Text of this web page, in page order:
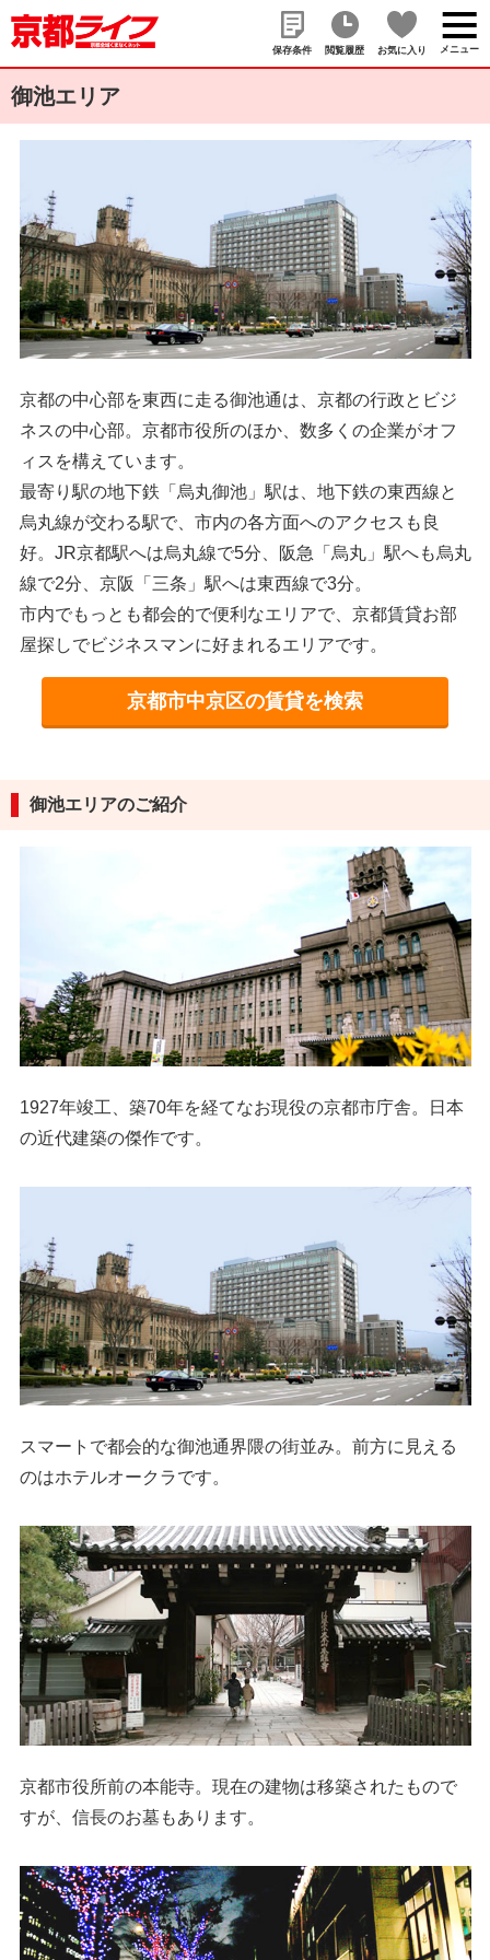
保存条件 閲覧履歴 お気に入り メニュー
御池エリア
京都の中心部を東西に走る御池通は、京都の行政とビジ
ネスの中心部。京都市役所のほか、数多くの企業がオフ
ィスを構えています。
最寄り駅の地下鉄「烏丸御池」駅は、地下鉄の東西線と
烏丸線が交わる駅で、市内の各方面へのアクセスも良
好。JR京都駅へは烏丸線で5分、阪急「烏丸」駅へも烏丸
線で2分、京阪「三条」駅へは東西線で3分。
市内でもっとも都会的で便利なエリアで、京都賃貸お部
屋探しでビジネスマンに好まれるエリアです。
京都市中京区の賃貸を検索
御池エリアのご紹介
1927年竣工、築70年を経てなお現役の京都市庁舎。日本
の近代建築の傑作です。
スマートで都会的な御池通界隈の街並み。前方に見える
のはホテルオークラです。
京都市役所前の本能寺。現在の建物は移築されたもので
すが、信長のお墓もあります。